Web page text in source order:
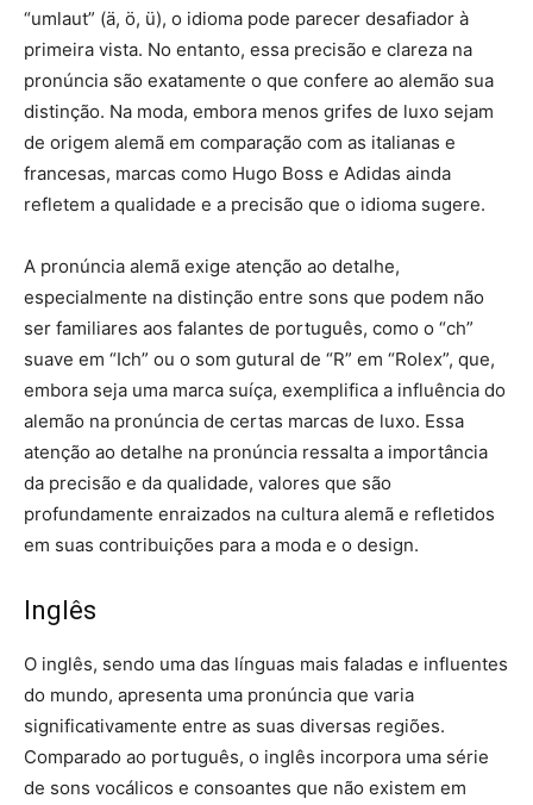
“umlaut” (ä, ö, ü), o idioma pode parecer desafiador à
primeira vista. No entanto, essa precisão e clareza na
pronúncia são exatamente o que confere ao alemão sua
distinção. Na moda, embora menos grifes de luxo sejam
de origem alemã em comparação com as italianas e
francesas, marcas como Hugo Boss e Adidas ainda
refletem a qualidade e a precisão que o idioma sugere.
A pronúncia alemã exige atenção ao detalhe,
especialmente na distinção entre sons que podem não
ser familiares aos falantes de português, como o “ch”
suave em “Ich” ou o som gutural de “R” em “Rolex”, que,
embora seja uma marca suíça, exemplifica a influência do
alemão na pronúncia de certas marcas de luxo. Essa
atenção ao detalhe na pronúncia ressalta a importância
da precisão e da qualidade, valores que são
profundamente enraizados na cultura alemã e refletidos
em suas contribuições para a moda e o design.
Inglês
O inglês, sendo uma das línguas mais faladas e influentes
do mundo, apresenta uma pronúncia que varia
significativamente entre as suas diversas regiões.
Comparado ao português, o inglês incorpora uma série
de sons vocálicos e consoantes que não existem em